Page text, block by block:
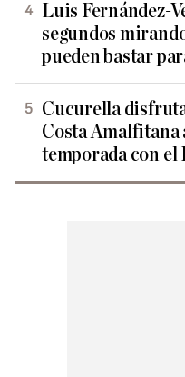
Luis Fernández-
segundos
pueden bastar
Cucurella
Costa Amalfitana
temporada con el